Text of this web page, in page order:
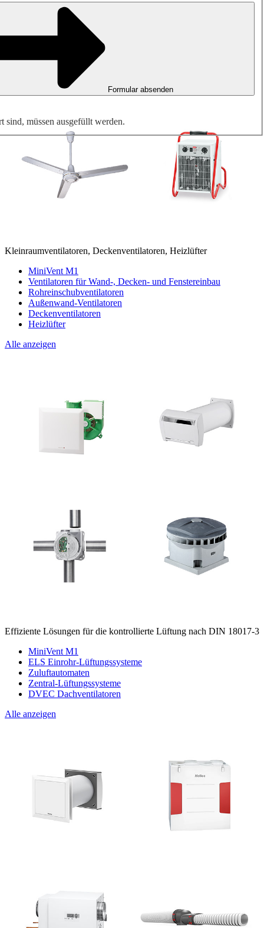
Kleinraumventilatoren, Deckenventilatoren, Heizlüfter
MiniVent M1
Ventilatoren für Wand-, Decken- und Fenstereinbau
Rohreinschubventilatoren
Außenwand-Ventilatoren
Deckenventilatoren
Heizlüfter
Alle anzeigen
Effiziente Lösungen für die kontrollierte Lüftung nach DIN 18017-3
MiniVent M1
ELS Einrohr-Lüftungssysteme
Zuluftautomaten
Zentral-Lüftungssysteme
DVEC Dachventilatoren
Alle anzeigen
Formular absenden
sind, müssen ausgefüllt werden.